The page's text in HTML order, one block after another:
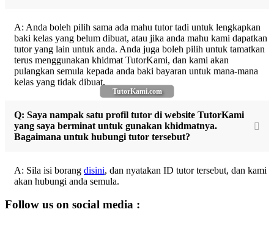
TutorKami.com
A: Anda boleh pilih sama ada mahu tutor tadi untuk lengkapkan
baki kelas yang belum dibuat, atau jika anda mahu kami dapatkan
tutor yang lain untuk anda. Anda juga boleh pilih untuk tamatkan
terus menggunakan khidmat TutorKami, dan kami akan
pulangkan semula kepada anda baki bayaran untuk mana-mana
kelas yang tidak dibuat.
Q: Saya nampak satu profil tutor di website TutorKami
yang saya berminat untuk gunakan khidmatnya.
Bagaimana untuk hubungi tutor tersebut?
A: Sila isi borang disini, dan nyatakan ID tutor tersebut, dan kami
akan hubungi anda semula.
Follow us on social media :